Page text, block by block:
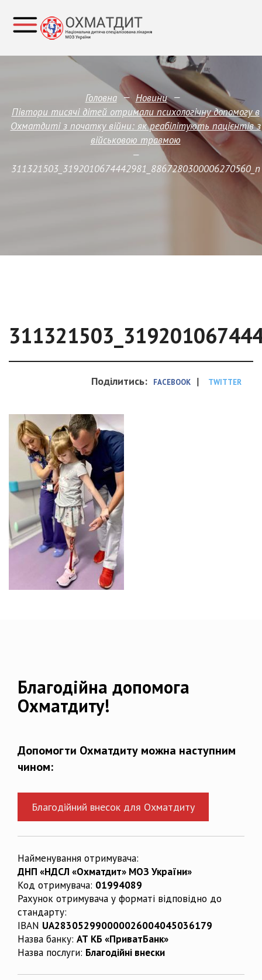
Головна — Новини —
Півтори тисячі дітей отримали психологічну допомогу в
Охматдиті з початку війни: як реабілітують пацієнтів з
військовою травмою
—
311321503_3192010674442981_8867280300006270560_n
Поділитись: FACEBOOK | TWITTER
Благодійна допомога
Охматдиту!
Допомогти Охматдиту можна наступним
чином:
Благодійний внесок для Охматдиту
Найменування отримувача:
ДНП «НДСЛ «Охматдит» МОЗ України»
Код отримувача: 01994089
Рахунок отримувача у форматі відповідно до
стандарту:
IBAN UA283052990000026004045036179
Назва банку: АТ КБ «ПриватБанк»
Назва послуги: Благодійні внески